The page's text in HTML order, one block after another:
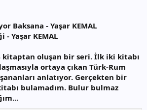
Baksana - Yaşar KEMAL
- Yaşar KEMAL
kitaptan oluşan bir seri. İlk iki kitabı
ortaya çıkan Türk-Rum
anlatıyor. Gerçekten bir
bulamadım. Bulur bulmaz